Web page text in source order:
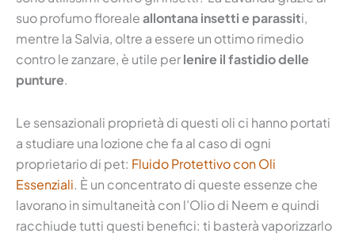
suo profumo florealeallontana insetti e parassiti,
mentre la Salvia, oltre a essere un ottimo rimedio
contro le zanzare, è utile perlenire il fastidio delle
punture.
Le sensazionali proprietà di questi oli ci hanno portati
a studiare una lozione che fa al caso di ogni
proprietario di pet: Fluido Protettivo con Oli
Essenziali. È un concentrato di queste essenze che
lavorano in simultaneità con l’Olio di Neem e quindi
racchiude tutti questi benefici: ti basterà vaporizzarlo